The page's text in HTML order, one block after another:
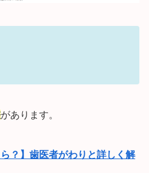
があります。
？】歯医者がわりと詳しく解